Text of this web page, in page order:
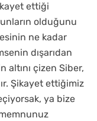
ettiği
olduğunu
ne kadar
dışarıdan
altını çizen Siber,
Şikayet ettiğimiz
ya bize